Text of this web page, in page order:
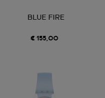
BLUE FIRE
€ 155,00